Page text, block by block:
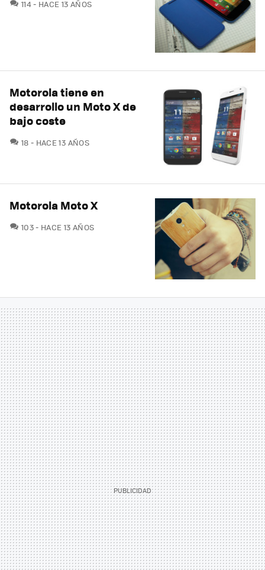
114 HACE 13 AÑOS
Motorola tiene en
desarrollo un Moto X de
bajo coste
18 COMENTARIOS
HACE 13 AÑOS
Motorola Moto X
103COMENTARIOS
HACE 13 AÑOS